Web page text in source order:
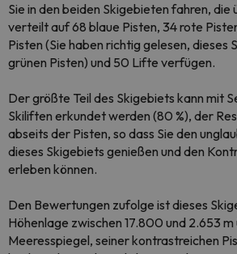
Sie in den beiden Skigebieten fahren, die
verteilt auf 68 blaue Pisten, 34 rote
Pisten (Sie haben richtig gelesen, dieses
grünen Pisten) und 50 Lifte verfügen.
Der größte Teil des Skigebiets kann mit
Skiliften erkundet werden (80 %), der
abseits der Pisten, so dass Sie den
dieses Skigebiets genießen und den
erleben können.
Den Bewertungen zufolge ist dieses
Höhenlage zwischen 17.800 und 2.653
Meeresspiegel, seiner kontrastreichen